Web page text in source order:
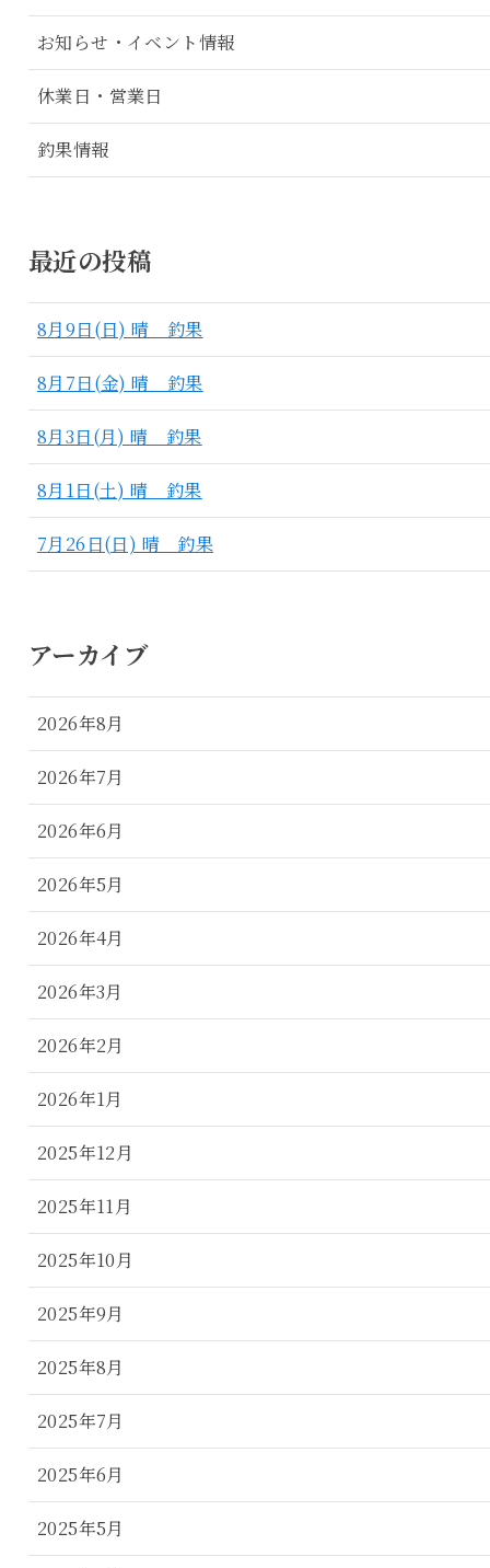
お知らせ・イベント情報
休業日・営業日
釣果情報
最近の投稿
8月9日(日) 晴 釣果
8月7日(金) 晴 釣果
8月3日(月) 晴 釣果
8月1日(土) 晴 釣果
7月26日(日) 晴 釣果
アーカイブ
2026年8月
2026年7月
2026年6月
2026年5月
2026年4月
2026年3月
2026年2月
2026年1月
2025年12月
2025年11月
2025年10月
2025年9月
2025年8月
2025年7月
2025年6月
2025年5月